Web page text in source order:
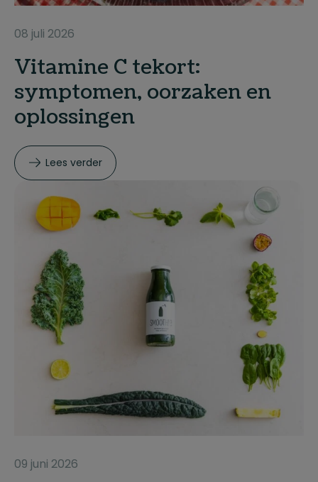
08 juli 2026
Vitamine C tekort:
symptomen, oorzaken en
oplossingen
Lees verder
09 juni 2026